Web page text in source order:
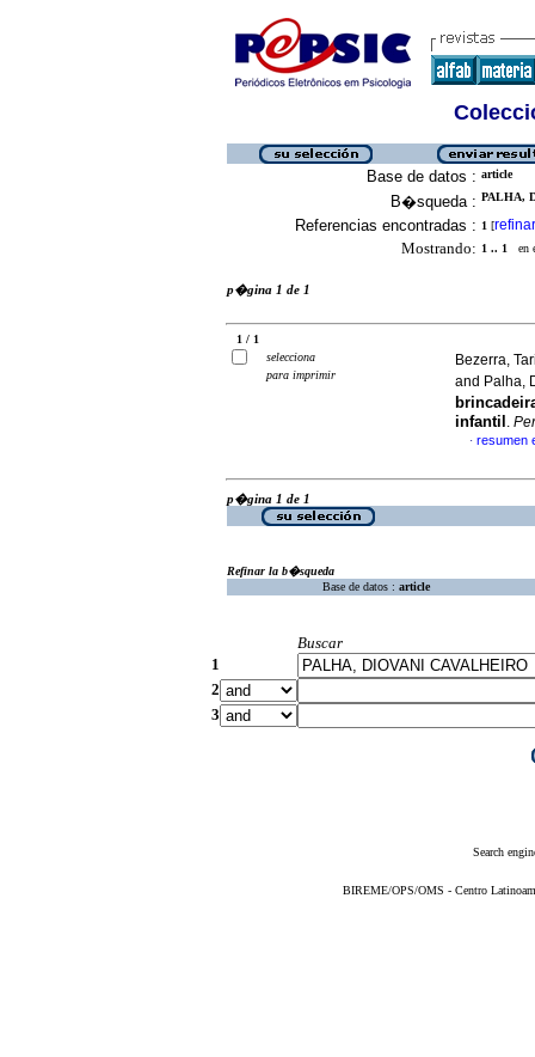
Base de datos : article
B�squeda : PALHA,
Referencias encontradas : 1 [refinar
Mostrando: 1 .. 1 en
p�gina 1 de 1
1 / 1
selecciona
para imprimir
Bezerra,
and Palha,
infantil .
· resumen
p�gina 1 de 1
Refinar la b�squeda
Base de datos : article
Buscar
1
2
3
Search
BIREME/OPS/OMS - Centro